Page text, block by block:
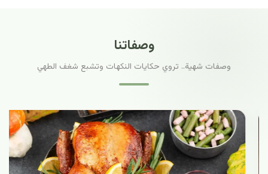
وصفاتنا
وصفات شهية.. تروي حكايات النكهات وتشبع شغف الطهي